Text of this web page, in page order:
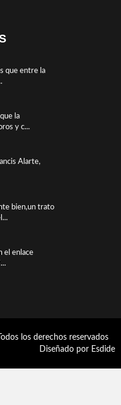
que entre la
la
y c...
Alarte,
bien,un trato
el enlace
los derechos reservados
Diseñado por Esdide